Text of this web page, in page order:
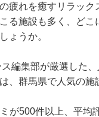
疲れを癒すリラッ
る施設も多く、ど
ょうか。
編集部が厳選した
、群馬県で人気の施
が500件以上、平均